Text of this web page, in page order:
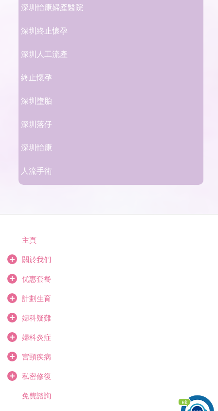
深圳怡康婦產醫院
深圳終止懷孕
深圳人工流產
終止懷孕
深圳墮胎
深圳落仔
深圳怡康
人流手術
主頁
關於我們
优惠套餐
計劃生育
婦科疑難
婦科炎症
宮頸疾病
私密修復
免費諮詢